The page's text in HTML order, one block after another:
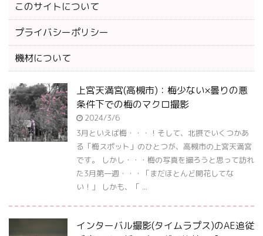
このサイトについて
プライバシーポリシー
機材について
上宮天満宮(高槻市)：梅少ない×曇りの悪
条件下での梅のマクロ撮影
2024/3/6
3月といえば梅・・・！そして、北摂でいくつかあ
る「梅スポット」のひとつが、高槻市の上宮天満宮
です。 しかし・・・梅の写真を撮ろうと思って訪れ
た3月第一週・・・「まだほとんど開花してな
い！」 しかも、「 ...
インターバル撮影(タイムラプス)のAE追従